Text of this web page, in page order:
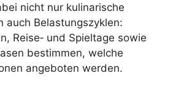
nicht nur kulinarische
auch Belastungszyklen:
Reise‑ und Spieltage sowie
bestimmen, welche
angeboten werden.